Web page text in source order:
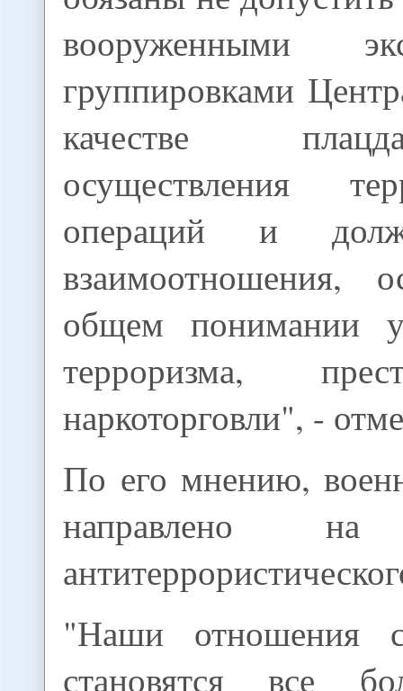
вооруженными
группировками
качестве
осуществления
операций и
взаимоотношения,
общем понимании
терроризма,
наркоторговли", -
По его мнению,
направлено на
"Наши отношения с
становятся все